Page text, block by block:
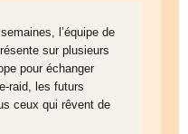
l’équipe de
sur plusieurs
pour échanger
raid, les futurs
ceux qui rêvent de